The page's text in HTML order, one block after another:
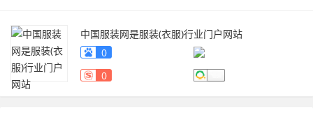
中国服装网是服装(衣服)行业门户网站
fuzhuang.qiyeku.cn
0
0